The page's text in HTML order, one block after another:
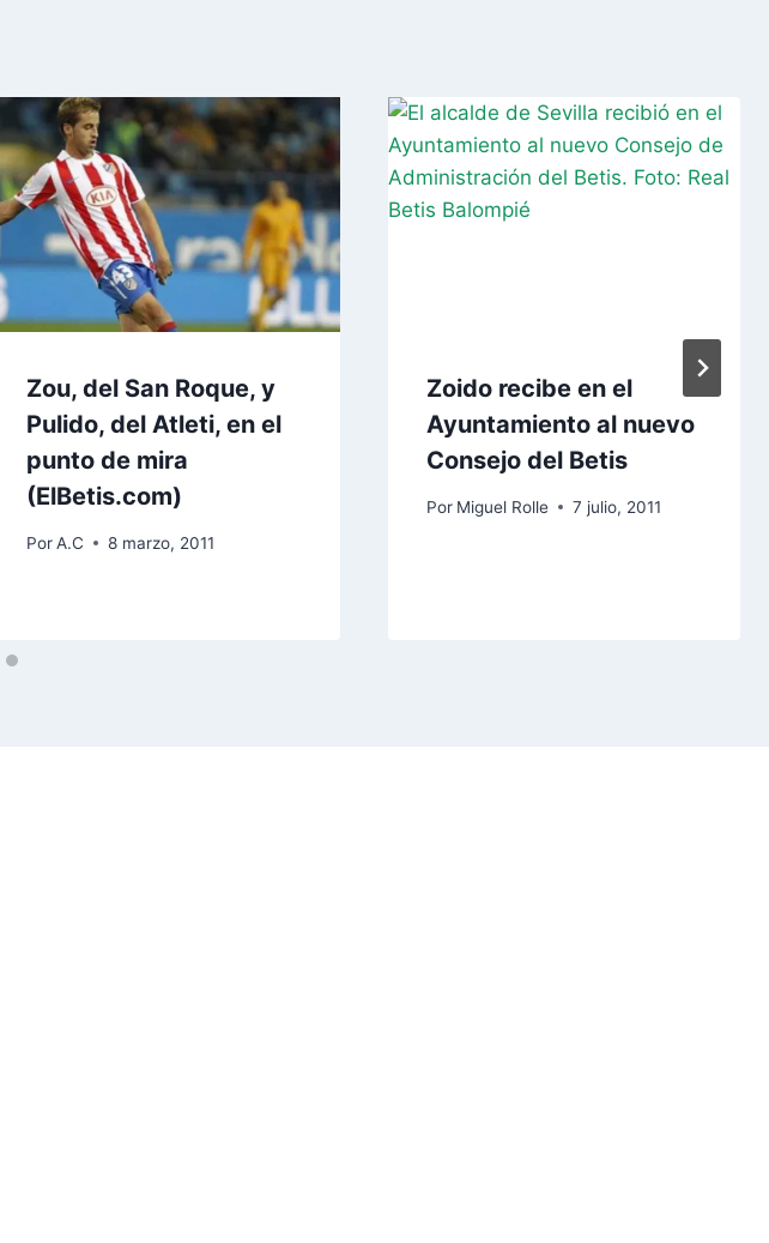
Zou, del San Roque, y
Pulido, del Atleti, en el
punto de mira
(ElBetis.com)
PorA.C 8 marzo, 2011
Zoido recibe en el
Ayuntamiento al nuevo
Consejo del Betis
Por Miguel Rolle 7 julio, 2011